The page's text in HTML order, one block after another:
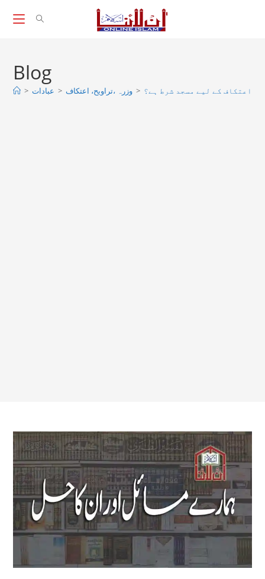
Blog
> عبادات > وزرہ ،تراويح، اعتكاف > اعتکاف کے لیے مسجد شرط ہے؟